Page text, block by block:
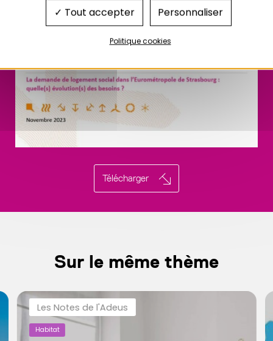
Télécharger
Sur le même thème
Les Notes de l'Adeus
Habitat
Tout accepter
Personnaliser
Politique cookies